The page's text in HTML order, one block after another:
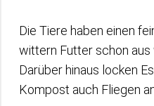
Die Tiere haben einen
wittern Futter schon aus
Darüber hinaus locken
Kompost auch Fliegen